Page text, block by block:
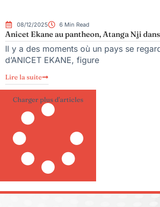
08/12/2025 6 Min Read
Anicet Ekane au pantheon, Atanga Nji
Il y a des moments où un pays se
d’ANICET EKANE, figure
Lire la suite
Charger plus d'articles